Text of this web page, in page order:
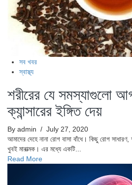
সব খবর
স্বাস্থ্য
শরীরের যে সমস্যাগুলো
ক্যান্সারের ইঙ্গিত দেয়
By admin / July 27, 2020
আমাদের দেহে নানা রোগ বাসা বাঁধে। কিছু রোগ
খুবই মারাত্মক। এর মধ্যে একটি...
Read More